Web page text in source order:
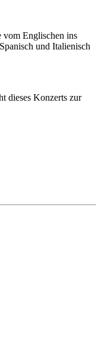
vom Englischen ins
und Italienisch
dieses Konzerts zur